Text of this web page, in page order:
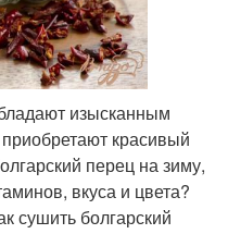
изысканным
красивый
перец на зиму,
вкуса и цвета?
сушить болгарский